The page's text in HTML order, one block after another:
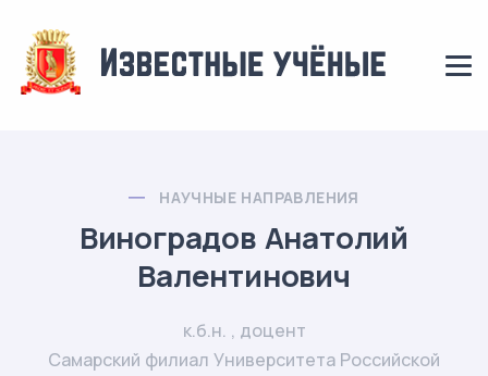
НАУЧНЫЕ НАПРАВЛЕНИЯ
Виноградов Анатолий
Валентинович
к.б.н. , доцент
Самарский филиал Университета Российской